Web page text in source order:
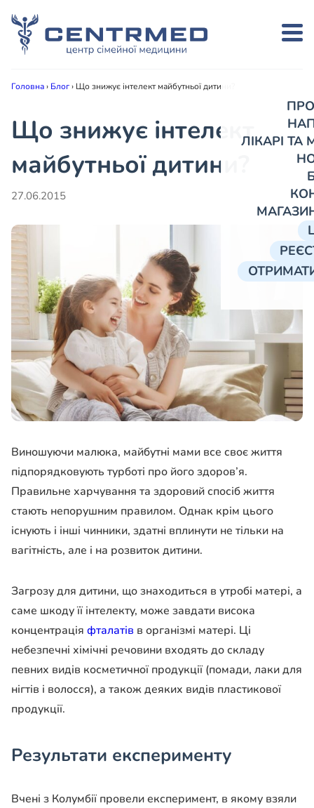
ЛІКАРІ
Головна› Блог› Що знижує інтелект майбутньої дитини?
Що знижує інтелект
майбутньої дитини?
27.06.2015
Виношуючи малюка, майбутні мами все своє життя
підпорядковують турботі про його здоров’я.
Правильне харчування та здоровий спосіб життя
стають непорушним правилом. Однак крім цього
існують і інші чинники, здатні вплинути не тільки на
вагітність, але і на розвиток дитини.
Загрозу для дитини, що знаходиться в утробі матері, а
саме шкоду її інтелекту, може завдати висока
концентрація фталатів в організмі матері. Ці
небезпечні хімічні речовини входять до складу
певних видів косметичної продукції (помади, лаки для
нігтів і волосся), а також деяких видів пластикової
продукції.
Результати експерименту
Вчені з Колумбії провели експеримент, в якому взяли